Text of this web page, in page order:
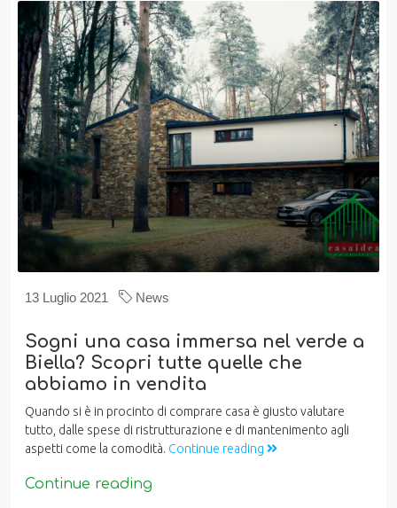
13 Luglio 2021 News
Sogni una casa immersa nel verde a
Biella? Scopri tutte quelle che
abbiamo in vendita
Quando si è in procinto di comprare casa è giusto valutare
tutto, dalle spese di ristrutturazione e di mantenimento agli
aspetti come la comodità. Continue reading
Continue reading